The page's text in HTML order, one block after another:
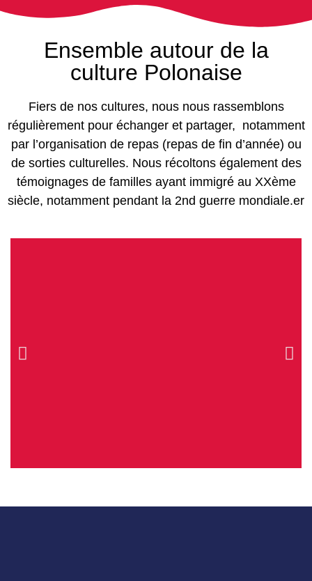
Ensemble autour de la
culture Polonaise
Fiers de nos cultures, nous nous rassemblons
régulièrement pour échanger et partager, notamment
par l’organisation de repas (repas de fin d’année) ou
de sorties culturelles. Nous récoltons également des
témoignages de familles ayant immigré au XXème
siècle, notamment pendant la 2nd guerre mondiale.er